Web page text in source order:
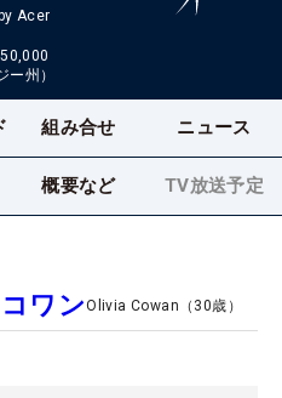
Acer
ー州）
組み合せ ニュース
概要など TV放送予定
ワンOlivia Cowan （ 30歳）